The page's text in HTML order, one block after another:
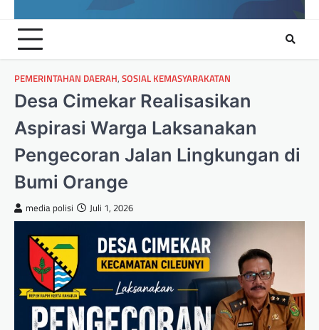
PEMERINTAHAN DAERAH, SOSIAL KEMASYARAKATAN
Desa Cimekar Realisasikan
Aspirasi Warga Laksanakan
Pengecoran Jalan Lingkungan di
Bumi Orange
media polisi Juli 1, 2026